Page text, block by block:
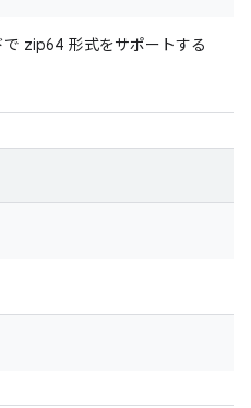
zip64 形式をサポートする